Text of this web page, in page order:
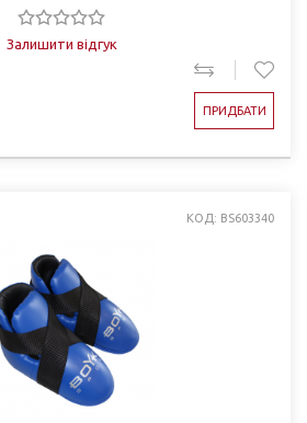
Залишити відгук
ПРИДБАТИ
КОД: BS603340